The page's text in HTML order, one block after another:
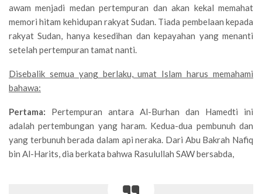
awam menjadi medan pertempuran dan akan kekal memahat
memori hitam kehidupan rakyat Sudan. Tiada pembelaan kepada
rakyat Sudan, hanya kesedihan dan kepayahan yang menanti
setelah pertempuran tamat nanti.
Disebalik semua yang berlaku, umat Islam harus memahami
bahawa:
Pertama: Pertempuran antara Al-Burhan dan Hamedti ini
adalah pertembungan yang haram. Kedua-dua pembunuh dan
yang terbunuh berada dalam api neraka. Dari Abu Bakrah Nafiq
bin Al-Harits, dia berkata bahwa Rasulullah SAW bersabda,